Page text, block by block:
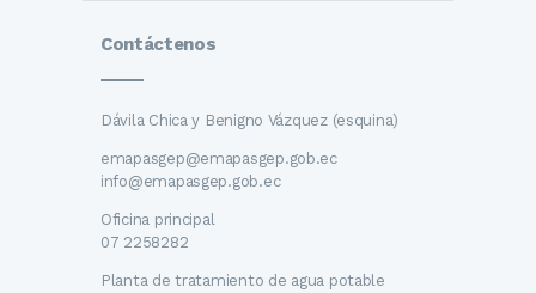
Contáctenos
Dávila Chica y Benigno Vázquez (esquina)
emapasgep@emapasgep.gob.ec
info@emapasgep.gob.ec
Oficina principal
07 2258282
Planta de tratamiento de agua potable